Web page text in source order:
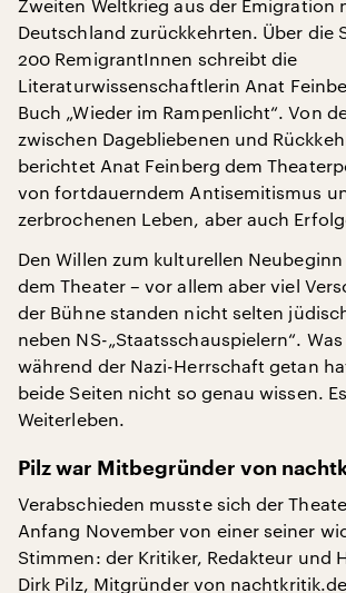
Zweiten Weltkrieg aus der Emigration
Deutschland zurückkehrten. Über die
200 RemigrantInnen schreibt die
Literaturwissenschaftlerin Anat
Buch „Wieder im Rampenlicht“. Von
zwischen Dagebliebenen und
berichtet Anat Feinberg dem
von fortdauerndem Antisemitismus
zerbrochenen Leben, aber auch
Den Willen zum kulturellen Neubeginn
dem Theater – vor allem aber viel
der Bühne standen nicht selten
neben NS-„Staatsschauspielern“.
während der Nazi-Herrschaft getan
beide Seiten nicht so genau wissen.
Weiterleben.
Pilz war Mitbegründer von
Verabschieden musste sich der
Anfang November von einer seiner
Stimmen: der Kritiker, Redakteur und
Dirk Pilz, Mitgründer von